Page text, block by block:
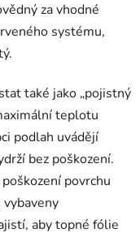
za vhodné
systému,
také jako „pojistný
teplotu
podlah uvádějí
bez poškození.
povrchu
aby topné fólie